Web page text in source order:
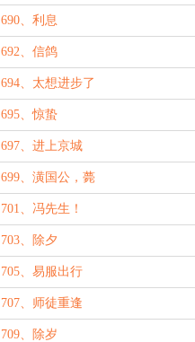
690、利息
692、信鸽
694、太想进步了
695、惊蛰
697、进上京城
699、潢国公，薨
701、冯先生！
703、除夕
705、易服出行
707、师徒重逢
709、除岁